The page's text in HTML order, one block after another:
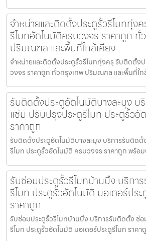
จำหน่ายและติดตั้งประตูรั้วรีโมททุ่ง
รีโมทอัตโนมัติครบวงจร ราคาถูก ทั่
ปริมณฑล และพื้นที่ใกล้เคียง
จำหน่ายและติดตั้งประตูรั้วรีโมททุ่งครุ รับติดตั้ง
วงจร ราคาถูก ทั่วกรุงเทพ ปริมณฑล และพื้นที่ใก
รับติดตั้งประตูอัตโนมัติบางละมุง บ
แซ่ม ปรับปรุงประตูรีโมท ประตูรั้วอั
ราคาถูก
รับติดตั้งประตูอัตโนมัติบางละมุง บริการรับติด
รีโมท ประตูรั้วอัตโนมัติ ครบวงจร ราคาถูก พร้อ
รับซ่อมประตูรั้วรีโมทบ้านบึง บริกา
รีโมท ประตูรั้วอัตโนมัติ มอเตอร์ปร
ราคาถูก
รับซ่อมประตูรั้วรีโมทบ้านบึง บริการรับติดตั้ง ซ่อ
รีโมท ประตูรั้วอัตโนมัติ มอเตอร์ประตูรีโมท ราคา